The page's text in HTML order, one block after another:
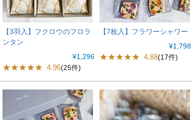
【3羽入】フクロウのフロラ
ンタン
¥1,296
4.96(25件)
【7枚入】フラワーシャワー
¥1,798
4.88(17件)